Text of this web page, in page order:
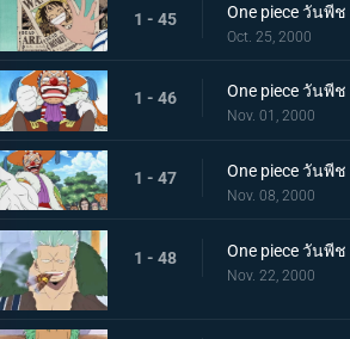
1 - 45
Oct. 25, 2000
1 - 46
Nov. 01, 2000
1 - 47
Nov. 08, 2000
1 - 48
Nov. 22, 2000